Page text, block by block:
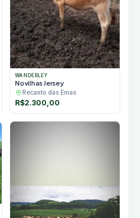
WANDERLEY
Novilhas Jersey
Recanto das Emas
R$2.300,00